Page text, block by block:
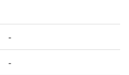
-
-